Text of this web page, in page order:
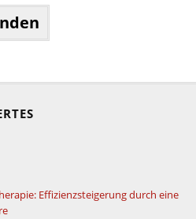
Effizienzsteigerung durch eine